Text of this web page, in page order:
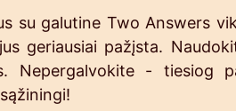
su galutine Two Answers
geriausiai pažįsta.
Nepergalvokite - tiesiog